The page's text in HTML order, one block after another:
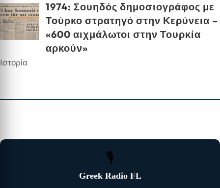
1974: Σουηδός δημοσιογράφος με
Τούρκο στρατηγό στην Κερύνεια –
«600 αιχμάλωτοι στην Τουρκία
αρκούν»
Ιστορία
🎙
Greek Radio FL